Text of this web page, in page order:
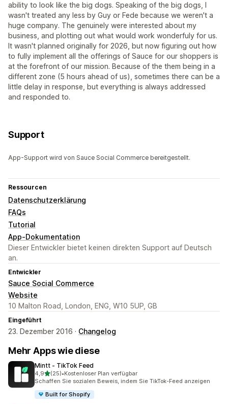
ability to look like the big dogs. Speaking of the big dogs, I
wasn't treated any less by Guy or Fede because we weren't a
huge company. The genuinely were interested about my
business, and plotting out what would work wonderfuly for us.
It wasn't planned originally for 2026, but now figuring out how
to fully implement all the offerings of Sauce for our shoppers is
at the forefront of our mission. Because of the them being in a
different zone (5 hours ahead of us), sometimes there can be a
little delay in response, but everything is always addressed
and responded to.
Support
App-Support wird von Sauce Social Commerce bereitgestellt.
Ressourcen
Datenschutzerklärung
FAQs
Tutorial
App-Dokumentation
Dieser Entwickler bietet keinen direkten Support auf Deutsch
an.
Entwickler
Sauce Social Commerce
Website
10 Malton Road, London, ENG, W10 5UP, GB
Eingeführt
23. Dezember 2016 · Changelog
Mehr Apps wie diese
Mintt ‑ TikTok Feed
4,9von 5 Sternen
(25)
25 Rezensionen insgesamt
•Kostenloser Plan verfügbar
Schaffen Sie sozialen Beweis, indem Sie TikTok-Feed anzeigen
Built for Shopify